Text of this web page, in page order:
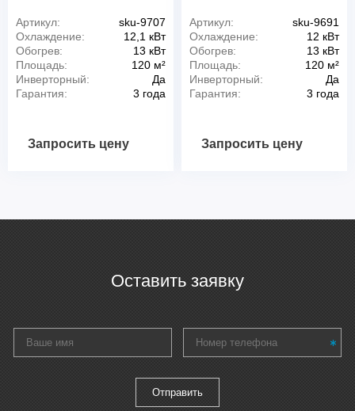
Артикул:
sku-9707
Охлаждение:
12,1 кВт
Обогрев:
13 кВт
Площадь:
120 м²
Инверторный:
Да
Гарантия:
3 года
Запросить цену
Артикул:
sku-9691
Охлаждение:
12 кВт
Обогрев:
13 кВт
Площадь:
120 м²
Инверторный:
Да
Гарантия:
3 года
Запросить цену
Оставить заявку